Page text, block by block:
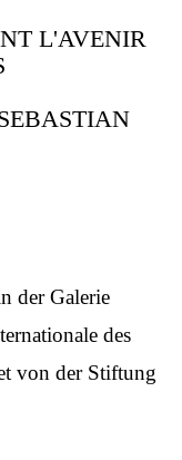
L'AVENIR
der Galerie
des
von der Stiftung